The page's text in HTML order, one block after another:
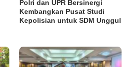
Polri dan UPR Bersinergi
Kembangkan Pusat Studi
Kepolisian untuk SDM Unggul